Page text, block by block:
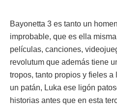
Bayonetta 3 es tanto un
improbable, que es ella
películas, canciones,
revolutum que además tiene
tropos, tanto propios y fieles
un patán, Luka ese ligón
historias antes que en esta